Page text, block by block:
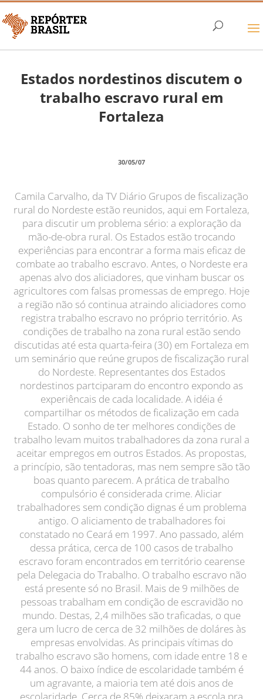
Estados nordestinos discutem o
trabalho escravo rural em
Fortaleza
30/05/07
Camila Carvalho, da TV Diário Grupos de fiscalização
rural do Nordeste estão reunidos, aqui em Fortaleza,
para discutir um problema sério: a exploração da
mão-de-obra rural. Os Estados estão trocando
experiências para encontrar a forma mais eficaz de
combate ao trabalho escravo. Antes, o Nordeste era
apenas alvo dos aliciadores, que vinham buscar os
agricultores com falsas promessas de emprego. Hoje
a região não só continua atraindo aliciadores como
registra trabalho escravo no próprio território. As
condições de trabalho na zona rural estão sendo
discutidas até esta quarta-feira (30) em Fortaleza em
um seminário que reúne grupos de fiscalização rural
do Nordeste. Representantes dos Estados
nordestinos partciparam do encontro expondo as
experiêncais de cada localidade. A idéia é
compartilhar os métodos de ficalização em cada
Estado. O sonho de ter melhores condições de
trabalho levam muitos trabalhadores da zona rural a
aceitar empregos em outros Estados. As propostas,
a princípio, são tentadoras, mas nem sempre são tão
boas quanto parecem. A prática de trabalho
compulsório é considerada crime. Aliciar
trabalhadores sem condição dignas é um problema
antigo. O aliciamento de trabalhadores foi
constatado no Ceará em 1997. Ano passado, além
dessa prática, cerca de 100 casos de trabalho
escravo foram encontrados em território cearense
pela Delegacia do Trabalho. O trabalho escravo não
está presente só no Brasil. Mais de 9 milhões de
pessoas trabalham em condição de escravidão no
mundo. Destas, 2,4 milhões são traficadas, o que
gera um lucro de cerca de 32 milhões de doláres às
empresas envolvidas. As principais vítimas do
trabalho escravo são homens, com idade entre 18 e
44 anos. O baixo índice de escolaridade também é
um agravante, a maioria tem até dois anos de